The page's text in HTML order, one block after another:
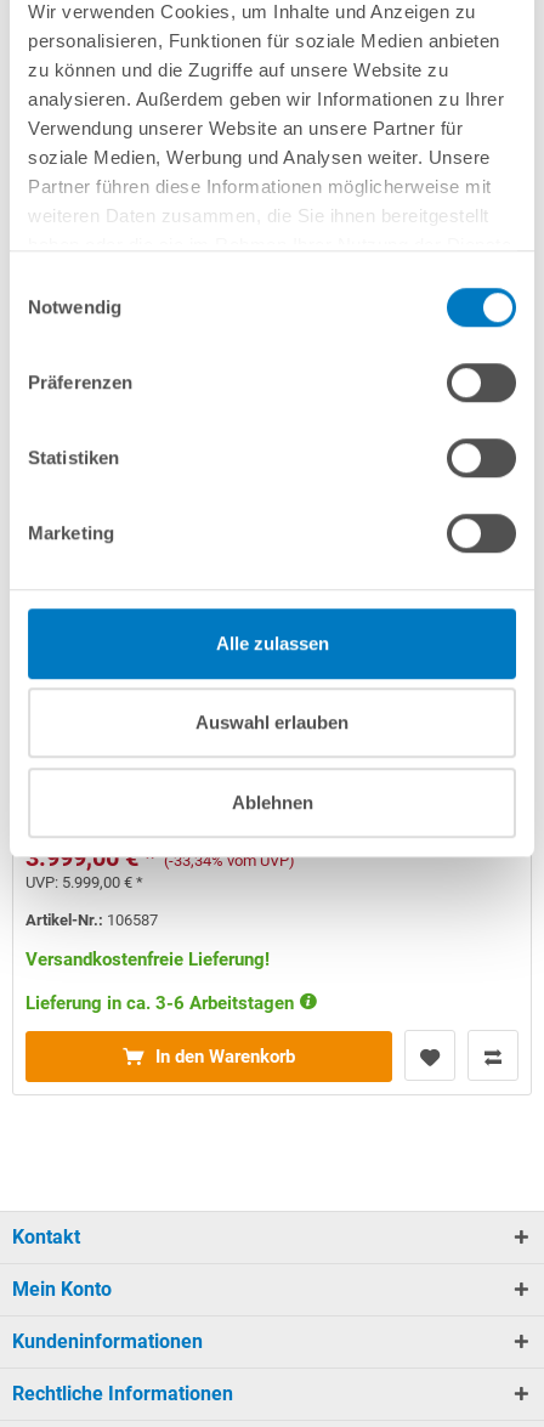
Wir verwenden Cookies, um Inhalte und Anzeigen zu
personalisieren, Funktionen für soziale Medien anbieten
zu können und die Zugriffe auf unsere Website zu
analysieren. Außerdem geben wir Informationen zu Ihrer
Verwendung unserer Website an unsere Partner für
soziale Medien, Werbung und Analysen weiter. Unsere
Partner führen diese Informationen möglicherweise mit
weiteren Daten zusammen, die Sie ihnen bereitgestellt
Notwendig
Präferenzen
Statistiken
Marketing
Alle zulassen
Auswahl erlauben
Ablehnen
Rundpool PS SQ 5,00 x 1,50 m | Alu-HL | 4D-Folie 0,9
mm anthrazit PROFI-Set | Teil-/Kompletteinbau
Kurzbeschreibung
3.199,00 € *
UVP: 4.799,00 € *
Versandkostenfreie Lieferung!
Rundpool PS SQ 5,00 x 1,50 m | Alu-HL | 4D-Folie 0,9
3.999,00 € * (-33,34% vom UVP)
UVP: 5.999,00 € *
Artikel-Nr.: 106587
Versandkostenfreie Lieferung!
Lieferung in ca. 3-6 Arbeitstagen
In den Warenkorb
Kontakt
Mein Konto
Kundeninformationen
Rechtliche Informationen